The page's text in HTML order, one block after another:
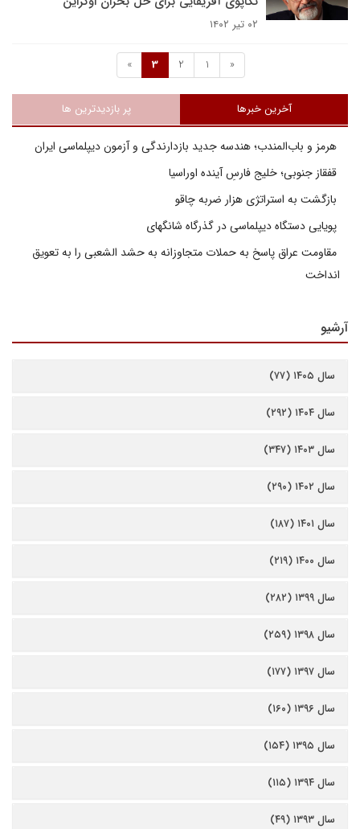
۰۲ تیر ۱۴۰۲
«
1
2
3
»
آخرین خبرها پر بازدیدترین ها
هرمز و باب‌المندب؛ هندسه جدید بازدارندگی و آزمون دیپلماسی ایران
قفقاز جنوبی؛ خلیج فارسِ آینده اوراسیا
بازگشت به استراتژی هزار ضربه چاقو
پویایی دستگاه دیپلماسی در گذرگاه شانگهای
مقاومت عراق پاسخ به حملات متجاوزانه به حشد الشعبی را به تعویق
انداخت
آرشیو
سال ۱۴۰۵ (۷۷)
سال ۱۴۰۴ (۲۹۲)
سال ۱۴۰۳ (۳۴۷)
سال ۱۴۰۲ (۲۹۰)
سال ۱۴۰۱ (۱۸۷)
سال ۱۴۰۰ (۲۱۹)
سال ۱۳۹۹ (۲۸۲)
سال ۱۳۹۸ (۲۵۹)
سال ۱۳۹۷ (۱۷۷)
سال ۱۳۹۶ (۱۶۰)
سال ۱۳۹۵ (۱۵۴)
سال ۱۳۹۴ (۱۱۵)
سال ۱۳۹۳ (۴۹)